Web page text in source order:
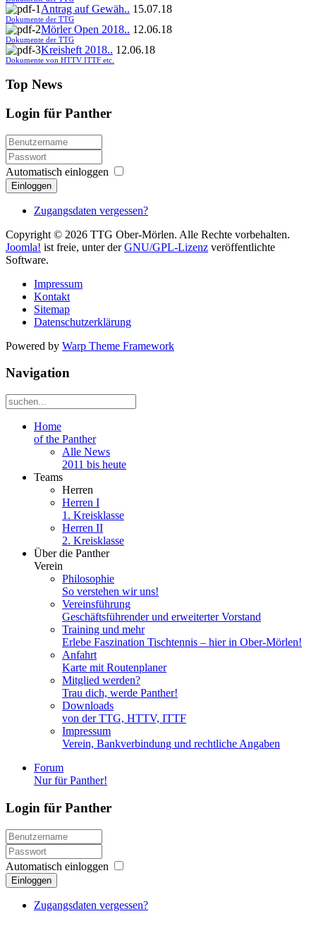
Antrag auf Gewäh.. 15.07.18
Dokumente der TTG
Mörler Open 2018.. 12.06.18
Dokumente der TTG
Kreisheft 2018.. 12.06.18
Dokumente von HTTV ITTF etc.
Top News
Login für Panther
Automatisch einloggen
Einloggen
Zugangsdaten vergessen?
Copyright © 2026 TTG Ober-Mörlen. Alle Rechte vorbehalten.
Joomla! ist freie, unter derGNU/GPL-Lizenz veröffentlichte
Software.
Impressum
Kontakt
Sitemap
Datenschutzerklärung
Powered by Warp Theme Framework
Navigation
Home
of the Panther
Alle News
2011 bis heute
Teams
Herren
Herren I
1. Kreisklasse
Herren II
2. Kreisklasse
Über die Panther
Verein
Philosophie
So verstehen wir uns!
Vereinsführung
Geschäftsführender und erweiterter Vorstand
Training und mehr
Erlebe Faszination Tischtennis – hier in Ober-Mörlen!
Anfahrt
Karte mit Routenplaner
Mitglied werden?
Trau dich, werde Panther!
Downloads
von der TTG, HTTV, ITTF
Impressum
Verein, Bankverbindung und rechtliche Angaben
Forum
Nur für Panther!
Login für Panther
Automatisch einloggen
Einloggen
Zugangsdaten vergessen?